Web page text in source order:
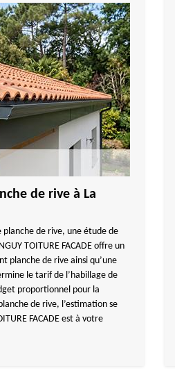
de rive à La
planche de rive, une étude de
TOITURE FACADE offre un
planche de rive ainsi qu’une
le tarif de l’habillage de
proportionnel pour la
de rive, l’estimation se
FACADE est à votre